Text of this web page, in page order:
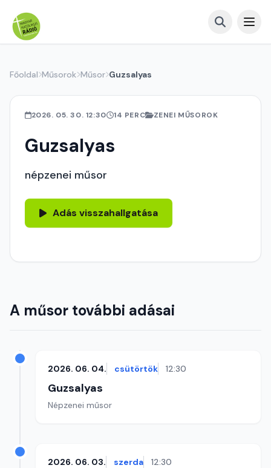
Főoldal Műsorok Műsor Guzsalyas
2026. 05. 30. 12:30 14 PERC ZENEI MŰSOROK
Guzsalyas
népzenei műsor
Adás visszahallgatása
A műsor további adásai
2026. 06. 04. csütörtök 12:30
Guzsalyas
Népzenei műsor
2026. 06. 03. szerda 12:30